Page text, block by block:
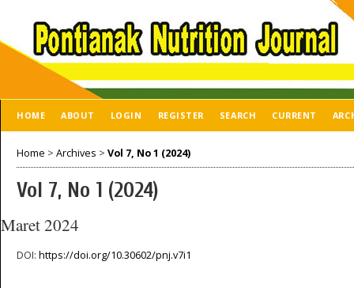
HOME ABOUT LOGIN REGISTER SEARCH CURRENT
Home > Archives > Vol 7, No 1 (2024)
Vol 7, No 1 (2024)
Maret 2024
DOI: https://doi.org/10.30602/pnj.v7i1